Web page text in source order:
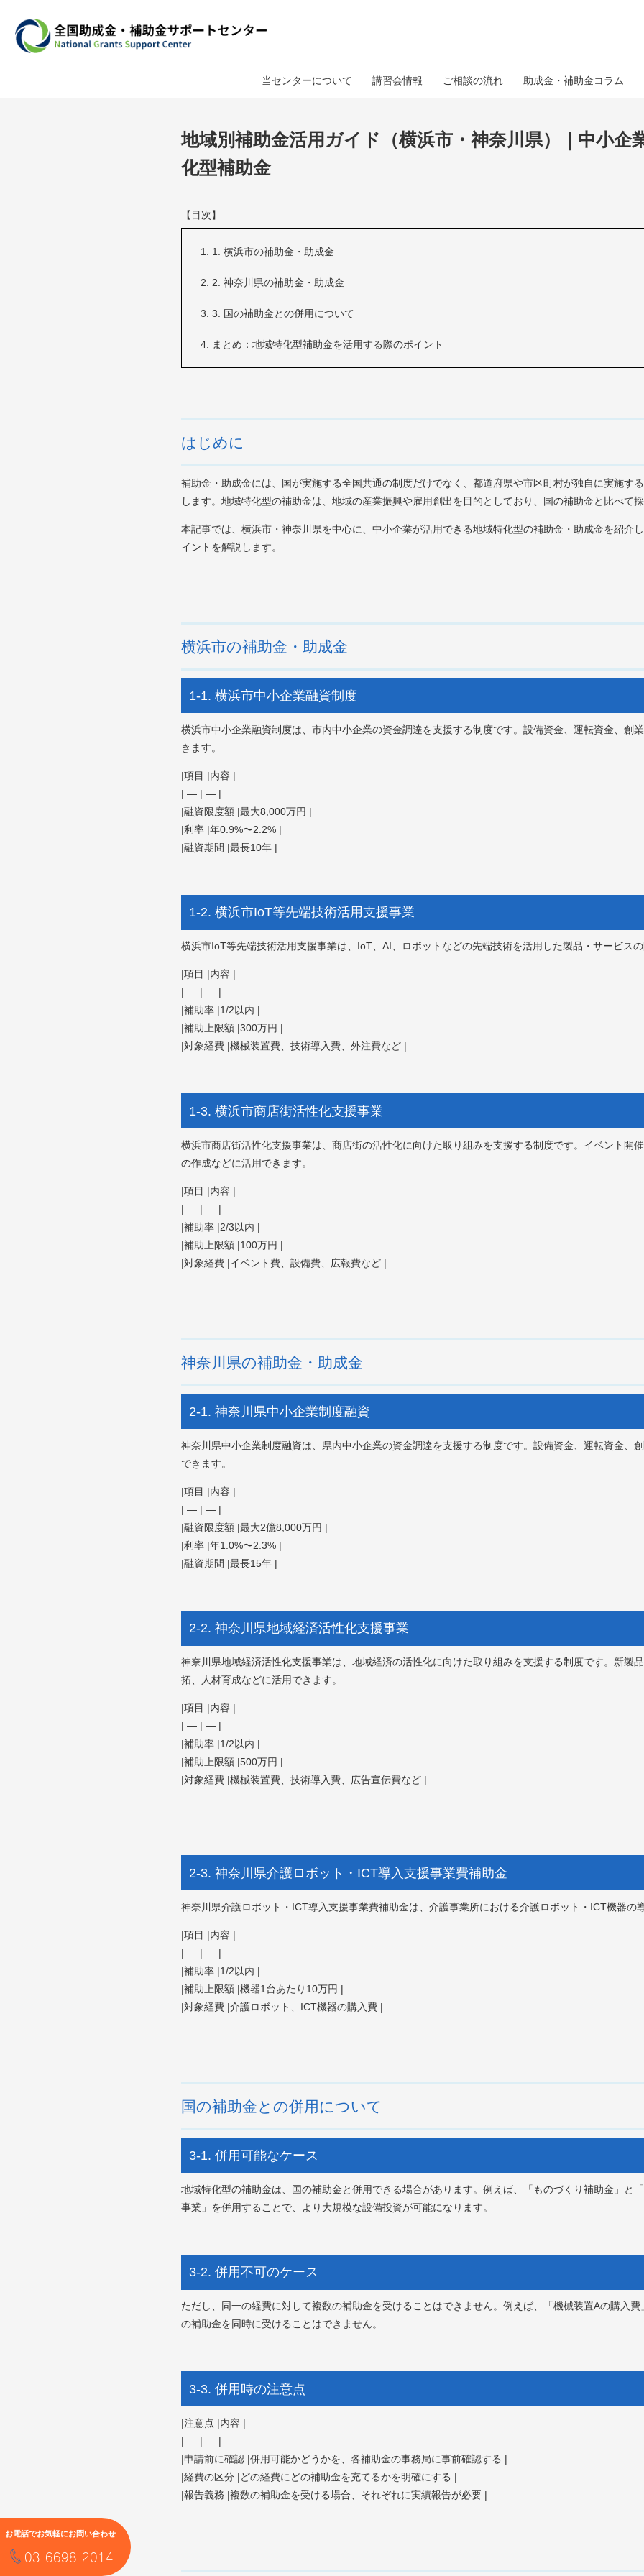
当センターについて 講習会情報 ご相談の流れ 助成金・補助金コラム
地域別補助金活用ガイド（横浜市・神奈川県）｜中小企
化型補助金
【目次】
1. 横浜市の補助金・助成金
2. 神奈川県の補助金・助成金
3. 国の補助金との併用について
まとめ：地域特化型補助金を活用する際のポイント
はじめに
補助金・助成金には、国が実施する全国共通の制度だけでなく、都道府県や市区町村が独自に実施す
します。地域特化型の補助金は、地域の産業振興や雇用創出を目的としており、国の補助金と比べて
本記事では、横浜市・神奈川県を中心に、中小企業が活用できる地域特化型の補助金・助成金を紹介
イントを解説します。
横浜市の補助金・助成金
1-1. 横浜市中小企業融資制度
横浜市中小企業融資制度は、市内中小企業の資金調達を支援する制度です。設備資金、運転資金、創
きます。
|項目 |内容 |
| — | — |
|融資限度額 |最大8,000万円 |
|利率 |年0.9%〜2.2% |
|融資期間 |最長10年 |
1-2. 横浜市IoT等先端技術活用支援事業
横浜市IoT等先端技術活用支援事業は、IoT、AI、ロボットなどの先端技術を活用した製品・サービスの
|項目 |内容 |
| — | — |
|補助率 |1/2以内 |
|補助上限額 |300万円 |
|対象経費 |機械装置費、技術導入費、外注費など |
1-3. 横浜市商店街活性化支援事業
横浜市商店街活性化支援事業は、商店街の活性化に向けた取り組みを支援する制度です。イベント開
の作成などに活用できます。
|項目 |内容 |
| — | — |
|補助率 |2/3以内 |
|補助上限額 |100万円 |
|対象経費 |イベント費、設備費、広報費など |
神奈川県の補助金・助成金
2-1. 神奈川県中小企業制度融資
神奈川県中小企業制度融資は、県内中小企業の資金調達を支援する制度です。設備資金、運転資金、
できます。
|項目 |内容 |
| — | — |
|融資限度額 |最大2億8,000万円 |
|利率 |年1.0%〜2.3% |
|融資期間 |最長15年 |
2-2. 神奈川県地域経済活性化支援事業
神奈川県地域経済活性化支援事業は、地域経済の活性化に向けた取り組みを支援する制度です。新製
拓、人材育成などに活用できます。
|項目 |内容 |
| — | — |
|補助率 |1/2以内 |
|補助上限額 |500万円 |
|対象経費 |機械装置費、技術導入費、広告宣伝費など |
2-3. 神奈川県介護ロボット・ICT導入支援事業費補助金
神奈川県介護ロボット・ICT導入支援事業費補助金は、介護事業所における介護ロボット・ICT機器の
|項目 |内容 |
| — | — |
|補助率 |1/2以内 |
|補助上限額 |機器1台あたり10万円 |
|対象経費 |介護ロボット、ICT機器の購入費 |
国の補助金との併用について
3-1. 併用可能なケース
地域特化型の補助金は、国の補助金と併用できる場合があります。例えば、「ものづくり補助金」と
事業」を併用することで、より大規模な設備投資が可能になります。
3-2. 併用不可のケース
ただし、同一の経費に対して複数の補助金を受けることはできません。例えば、「機械装置Aの購入
の補助金を同時に受けることはできません。
3-3. 併用時の注意点
|注意点 |内容 |
| — | — |
|申請前に確認 |併用可能かどうかを、各補助金の事務局に事前確認する |
|経費の区分 |どの経費にどの補助金を充てるかを明確にする |
|報告義務 |複数の補助金を受ける場合、それぞれに実績報告が必要 |
お電話でお気軽にお問い合わせ
03-6698-2014